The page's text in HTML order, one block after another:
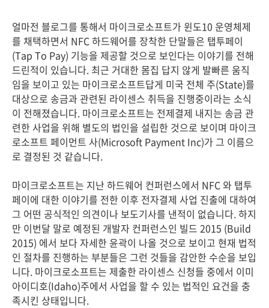
얼마전 블로그를 통해서 마이크로소프트가 윈도10 운영체제
를 채택하면서 NFC 하드웨어를 장착한 단말들은 탭투페이
(Tap To Pay) 기능을 제공할 것으로 보인다는 이야기를 전해
드린적이 있습니다. 최근 거대한 몸집 답지 않게 발빠른 움직
임을 보이고 있는 마이크로소프트답게 미국 전체 주(State)를
대상으로 송금과 관련된 라이센스 취득을 진행중이라는 소식
이 전해졌습니다. 마이크로소프트는 전제결제 내지는 송금 관
련한 사업을 위해 별도의 법인을 설립한 것으로 보이며 마이크
로소프트 페이먼트 사(Microsoft Payment Inc)가 그 이름으
로 결정된 것 같습니다.
마이크로소프트는 지난 하드웨어 컨퍼런스에서 NFC 와 탭투
페이에 대한 이야기를 전한 이후 전자결제 사업 진출에 대하여
그 어떤 공식적인 의견이나 보도기사를 낸적이 없습니다. 하지
만 이번달 말로 예정된 개발자 컨퍼런스인 빌드 2015 (Build
2015) 에서 보다 자세한 윤곽이 나올 것으로 보이고 현재 법적
인 절차를 진행하는 부분들은 그런 것들을 감안한 수순을 보입
니다. 마이크로소프트는 제출한 라이센스 신청들 중에서 이미
아이디호(Idaho)주에서 사업을 할 수 있는 법적인 요건을 충
족시킨 상태입니다.